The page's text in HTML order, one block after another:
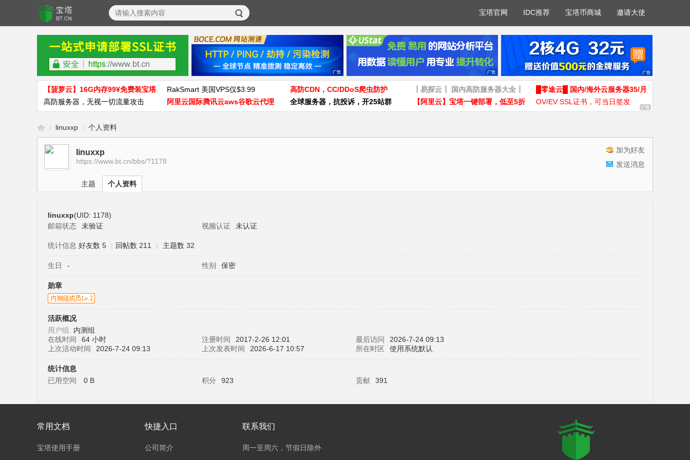
宝塔官网 IDC推荐 宝塔币商城 邀请大使
【菠萝云】16G内存99¥免费装宝塔 RakSmart 美国VPS仅$3.99 高防CDN，CC/DDoS爬虫防护 ┃易探云┃ 国内高防服务器大全┃
█零途云█ 国内/海外云服务器35/月
高防服务器，无视一切流量攻击
阿里云国际腾讯云aws谷歌云代理 全球服务器，抗投诉，开25站群 【阿里云】宝塔一键部署，低至5折 OV/EV SSL证书，可当日签发
宝›
linuxxp 个人资料
加为好友
发送消息
linuxxp
https://www.bt.cn/bbs/?1178
主题 个人资料
linuxxp(UID: 1178)
邮箱状态
未验证 视频认证 未认证
统计信息 好友数 5 | 回帖数 211 | 主题数 32
生日 - 性别 保密
勋章
活跃概况
用户组 内测组
在线时间
64 小时 注册时间 2017-2-26 12:01 最后访问
2026-7-24 09:13
上次活动时间
2026-7-24 09:13 上次发表时间 2026-6-17 10:57 所在时区 使用系统默认
统计信息
已用空间
0 B 积分 923 贡献 391
常用文档
宝塔使用手册
快捷入口
公司简介
联系我们
周一至周六，节假日除外